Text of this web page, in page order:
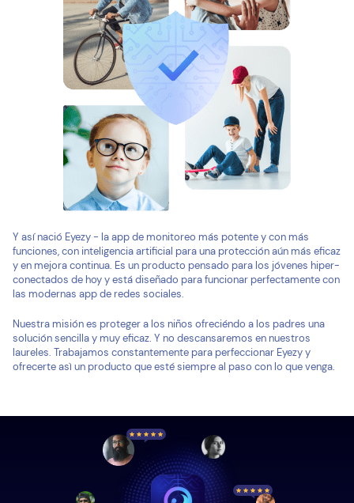
Y así nació Eyezy - la app de monitoreo más potente y con más
funciones, con inteligencia artificial para una protección aún más eficaz
y en mejora continua. Es un producto pensado para los jóvenes hiper-
conectados de hoy y está diseñado para funcionar perfectamente con
las modernas app de redes sociales.
Nuestra misión es proteger a los niños ofreciéndo a los padres una
solución sencilla y muy eficaz. Y no descansaremos en nuestros
laureles. Trabajamos constantemente para perfeccionar Eyezy y
ofrecerte asì un producto que esté siempre al paso con lo que venga.